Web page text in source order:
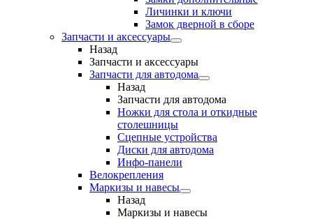
Личинки и ключи
Замок дверной в сборе
Запчасти и аксессуары
Назад
Запчасти и аксессуары
Запчасти для автодома
Назад
Запчасти для автодома
Ножки для стола и откидные
столешницы
Сцепные устройства
Диски для автодома
Инфо-панели
Велокрепления
Маркизы и навесы
Назад
Маркизы и навесы